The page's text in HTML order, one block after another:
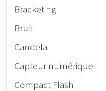
Bracketing
Bruit
Candela
Capteur numérique
Compact Flash